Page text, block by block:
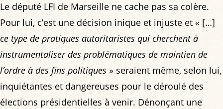
Le député LFI de Marseille ne cache pas sa colère.
Pour lui, c’est une décision inique et injuste et « […]
ce type de pratiques autoritaristes qui cherchent à
instrumentaliser des problématiques de maintien de
l’ordre à des fins politiques » seraient même, selon lui,
inquiétantes et dangereuses pour le déroulé des
élections présidentielles à venir. Dénonçant une